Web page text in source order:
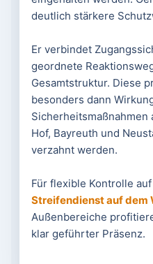
deutlich stärkere
Er verbindet
geordnete
Gesamtstruktur. Diese
besonders dann
Sicherheitsmaßnahmen
Hof, Bayreuth und
verzahnt werden.
Für flexible Kontrolle
Streifendienst auf dem
Außenbereiche
klar geführter Präsenz.